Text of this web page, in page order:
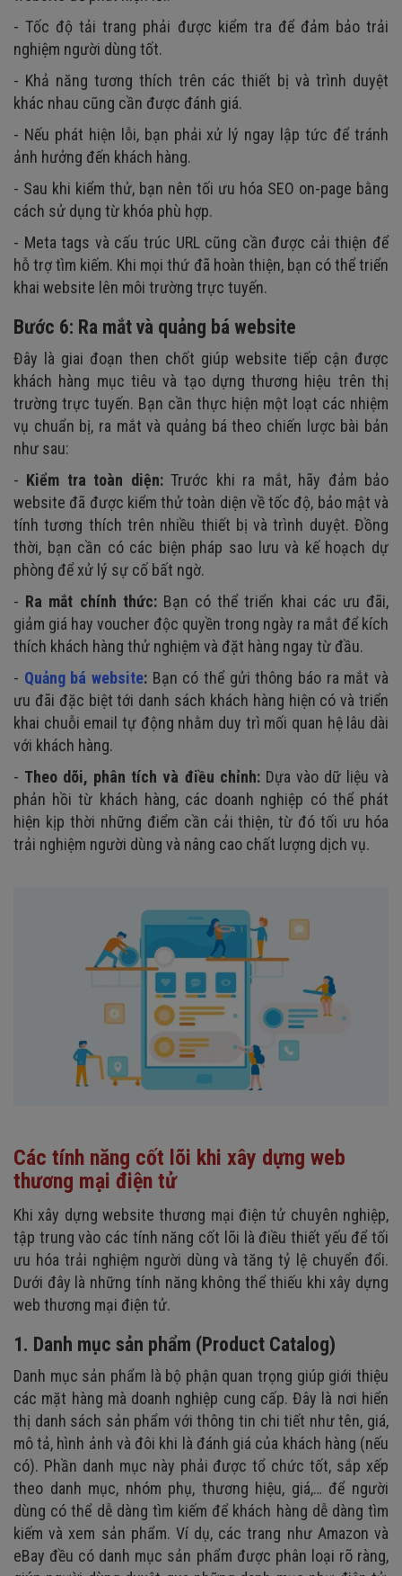
- Tốc độ tải trang phải được kiểm tra để đảm bảo trải
nghiệm người dùng tốt.
- Khả năng tương thích trên các thiết bị và trình duyệt
khác nhau cũng cần được đánh giá.
- Nếu phát hiện lỗi, bạn phải xử lý ngay lập tức để tránh
ảnh hưởng đến khách hàng.
- Sau khi kiểm thử, bạn nên tối ưu hóa SEO on-page bằng
cách sử dụng từ khóa phù hợp.
- Meta tags và cấu trúc URL cũng cần được cải thiện để
hỗ trợ tìm kiếm. Khi mọi thứ đã hoàn thiện, bạn có thể triển
khai website lên môi trường trực tuyến.
Bước 6: Ra mắt và quảng bá website
Đây là giai đoạn then chốt giúp website tiếp cận được
khách hàng mục tiêu và tạo dựng thương hiệu trên thị
trường trực tuyến. Bạn cần thực hiện một loạt các nhiệm
vụ chuẩn bị, ra mắt và quảng bá theo chiến lược bài bản
như sau:
- Kiểm tra toàn diện:Trước khi ra mắt, hãy đảm bảo
website đã được kiểm thử toàn diện về tốc độ, bảo mật và
tính tương thích trên nhiều thiết bị và trình duyệt. Đồng
thời, bạn cần có các biện pháp sao lưu và kế hoạch dự
phòng để xử lý sự cố bất ngờ.
- Ra mắt chính thức:Bạn có thể triển khai các ưu đãi,
giảm giá hay voucher độc quyền trong ngày ra mắt để kích
thích khách hàng thử nghiệm và đặt hàng ngay từ đầu.
- Quảng bá website: Bạn có thể gửi thông báo ra mắt và
ưu đãi đặc biệt tới danh sách khách hàng hiện có và triển
khai chuỗi email tự động nhằm duy trì mối quan hệ lâu dài
với khách hàng.
- Theo dõi, phân tích và điều chỉnh: Dựa vào dữ liệu và
phản hồi từ khách hàng, các doanh nghiệp có thể phát
hiện kịp thời những điểm cần cải thiện, từ đó tối ưu hóa
trải nghiệm người dùng và nâng cao chất lượng dịch vụ.
Các tính năng cốt lõi khi xây dựng web
thương mại điện tử
Khi xây dựng website thương mại điện tử chuyên nghiệp,
tập trung vào các tính năng cốt lõi là điều thiết yếu để tối
ưu hóa trải nghiệm người dùng và tăng tỷ lệ chuyển đổi.
Dưới đây là những tính năng không thể thiếu khi xây dựng
web thương mại điện tử.
1. Danh mục sản phẩm (Product Catalog)
Danh mục sản phẩm là bộ phận quan trọng giúp giới thiệu
các mặt hàng mà doanh nghiệp cung cấp. Đây là nơi hiển
thị danh sách sản phẩm với thông tin chi tiết như tên, giá,
mô tả, hình ảnh và đôi khi là đánh giá của khách hàng (nếu
có). Phần danh mục này phải được tổ chức tốt, sắp xếp
theo danh mục, nhóm phụ, thương hiệu, giá,… để người
dùng có thể dễ dàng tìm kiếm để khách hàng dễ dàng tìm
kiếm và xem sản phẩm. Ví dụ, các trang như Amazon và
eBay đều có danh mục sản phẩm được phân loại rõ ràng,